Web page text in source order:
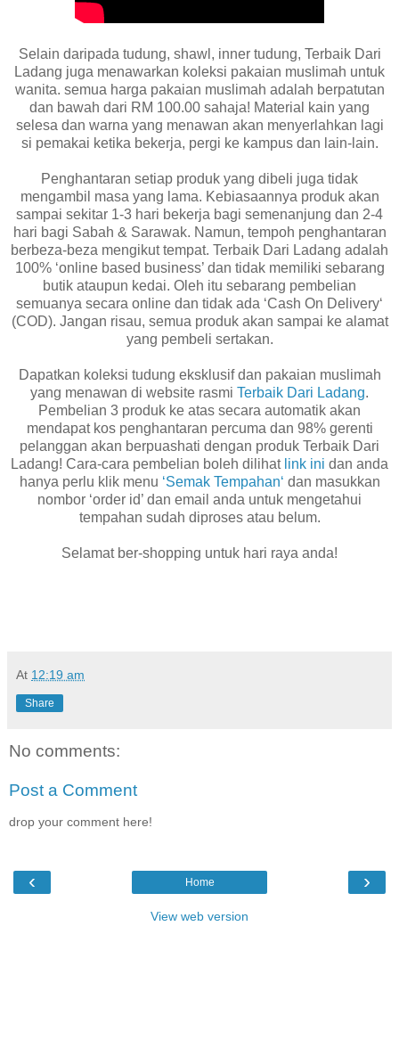
Selain daripada tudung, shawl, inner tudung, Terbaik Dari
Ladang juga menawarkan koleksi pakaian muslimah untuk
wanita. semua harga pakaian muslimah adalah berpatutan
dan bawah dari RM 100.00 sahaja! Material kain yang
selesa dan warna yang menawan akan menyerlahkan lagi
si pemakai ketika bekerja, pergi ke kampus dan lain-lain.
Penghantaran setiap produk yang dibeli juga tidak
mengambil masa yang lama. Kebiasaannya produk akan
sampai sekitar 1-3 hari bekerja bagi semenanjung dan 2-4
hari bagi Sabah & Sarawak. Namun, tempoh penghantaran
berbeza-beza mengikut tempat. Terbaik Dari Ladang adalah
100% ‘online based business’ dan tidak memiliki sebarang
butik ataupun kedai. Oleh itu sebarang pembelian
semuanya secara online dan tidak ada ‘Cash On Delivery‘
(COD). Jangan risau, semua produk akan sampai ke alamat
yang pembeli sertakan.
Dapatkan koleksi tudung eksklusif dan pakaian muslimah
yang menawan di website rasmi Terbaik Dari Ladang.
Pembelian 3 produk ke atas secara automatik akan
mendapat kos penghantaran percuma dan 98% gerenti
pelanggan akan berpuashati dengan produk Terbaik Dari
Ladang! Cara-cara pembelian boleh dilihat link ini dan anda
hanya perlu klik menu ‘Semak Tempahan‘ dan masukkan
nombor ‘order id’ dan email anda untuk mengetahui
tempahan sudah diproses atau belum.
Selamat ber-shopping untuk hari raya anda!
At 12:19 am
Share
No comments:
Post a Comment
drop your comment here!
‹ ›
Home
View web version